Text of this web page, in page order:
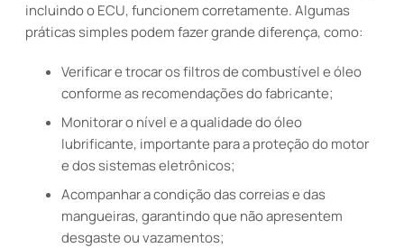
incluindo o ECU, funcionem corretamente. Algumas
práticas simples podem fazer grande diferença, como:
Verificar e trocar os filtros de combustível e óleo
conforme as recomendações do fabricante;
Monitorar o nível e a qualidade do óleo
lubrificante, importante para a proteção do motor
e dos sistemas eletrônicos;
Acompanhar a condição das correias e das
mangueiras, garantindo que não apresentem
desgaste ou vazamentos;